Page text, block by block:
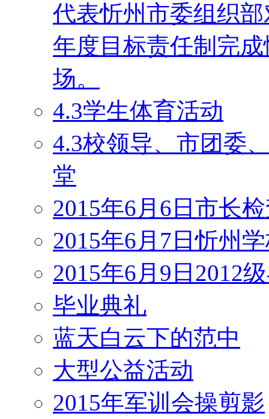
代表忻州市委组织
年度目标责任制完
场。
4.3学生体育活动
4.3校领导、市团委
堂
2015年6月6日市长
2015年6月7日忻州
2015年6月9日2012
毕业典礼
蓝天白云下的范中
大型公益活动
2015年军训会操剪影